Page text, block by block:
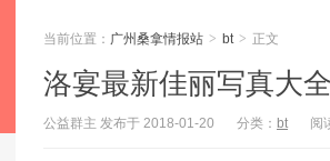
当前位置： 广州桑拿情报站 > bt > 正文
洛宴最新佳丽写真大
公益群主 发布于 2018-01-20 分类： bt 阅